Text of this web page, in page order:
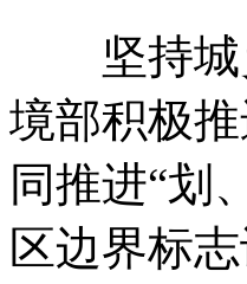
坚持城乡
境部积极
同推进“划
区边界标